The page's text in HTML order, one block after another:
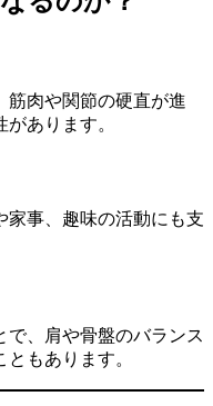
筋肉や関節の硬直が進
あります。
家事、趣味の活動にも支
で、肩や骨盤のバランス
ともあります。